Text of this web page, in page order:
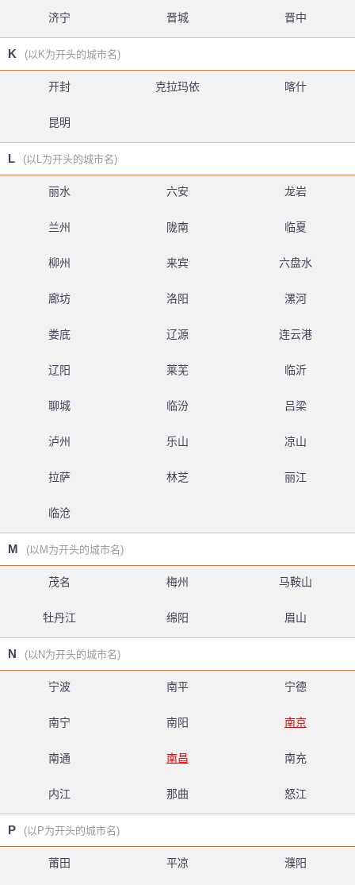
济宁 晋城 晋中
K (以K为开头的城市名)
开封 克拉玛依 喀什
昆明
L (以L为开头的城市名)
丽水 六安 龙岩
兰州 陇南 临夏
柳州 来宾 六盘水
廊坊 洛阳 漯河
娄底 辽源 连云港
辽阳 莱芜 临沂
聊城 临汾 吕梁
泸州 乐山 凉山
拉萨 林芝 丽江
临沧
M (以M为开头的城市名)
茂名 梅州 马鞍山
牡丹江 绵阳 眉山
N (以N为开头的城市名)
宁波 南平 宁德
南宁 南阳 南京
南通 南昌 南充
内江 那曲 怒江
P (以P为开头的城市名)
莆田 平凉 濮阳